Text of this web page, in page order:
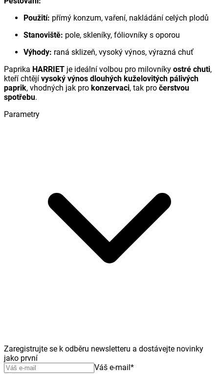
Použití: přímý konzum, vaření, nakládání celých plodů
Stanoviště: pole, skleníky, fóliovníky s oporou
Výhody: raná sklizeň, vysoký výnos, výrazná chuť
Paprika HARRIET je ideální volbou pro milovníky ostré chuti,
kteří chtějí vysoký výnos dlouhých kuželovitých pálivých
paprik, vhodných jak pro konzervaci, tak pro čerstvou
spotřebu.
Parametry
Zaregistrujte se k odběru newsletteru a dostávejte novinky
jako první
Váš e-mail*